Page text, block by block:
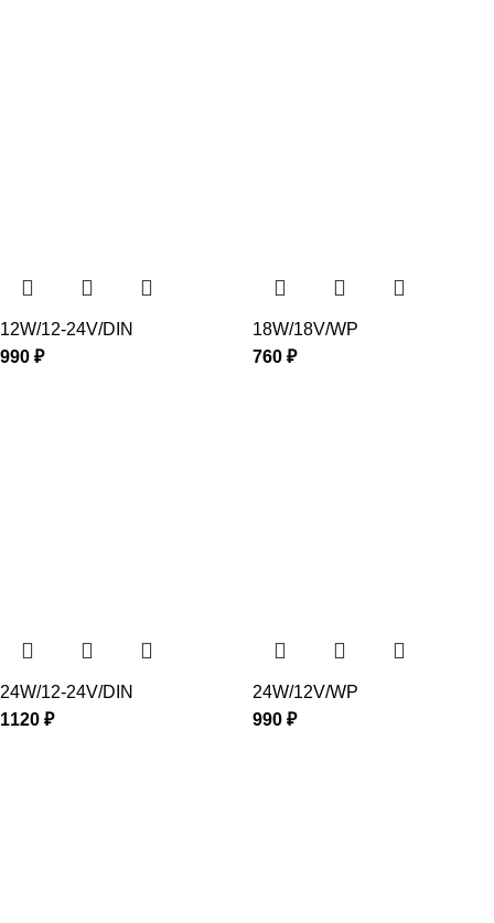
12W/12-24V/DIN
990 ₽
18W/18V/WP
760 ₽
24W/12-24V/DIN
1120 ₽
24W/12V/WP
990 ₽